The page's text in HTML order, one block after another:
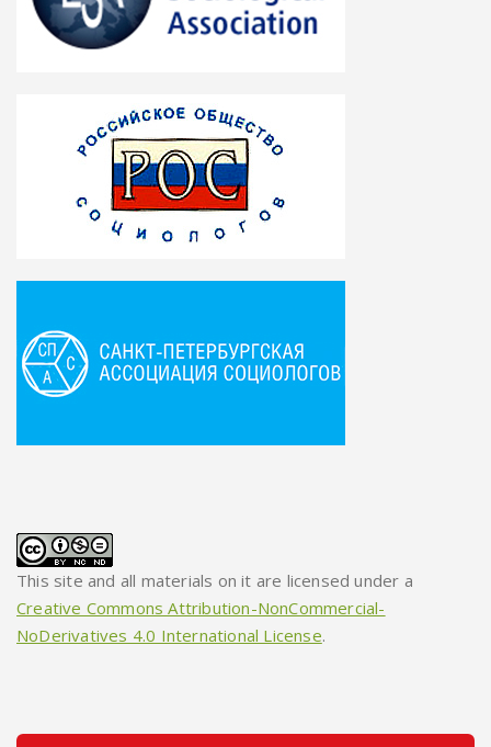
This site and all materials on it are licensed under a
Creative Commons Attribution-NonCommercial-
NoDerivatives 4.0 International License.